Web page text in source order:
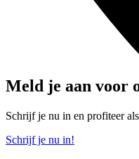
Meld je aan voor
Schrijf je nu in en profiteer
Schrijf je nu in!